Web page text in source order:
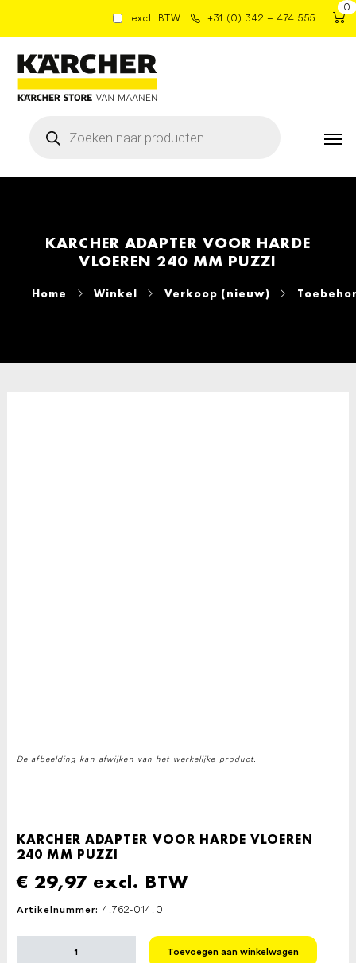
excl. BTW +31 (0) 342 – 474 555
0
zoeken
KARCHER ADAPTER VOOR HARDE
VLOEREN 240 MM PUZZI
Home Winkel Verkoop (nieuw)
De afbeelding kan afwijken van het werkelijke product.
KARCHER ADAPTER VOOR HARDE VLOEREN
240 MM PUZZI
€ 29,97excl. BTW
Artikelnummer: 4.762-014.0
Toevoegen aan winkelwagen